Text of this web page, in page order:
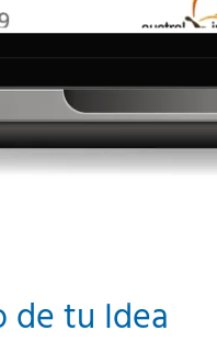
de tu
Startup
Idea